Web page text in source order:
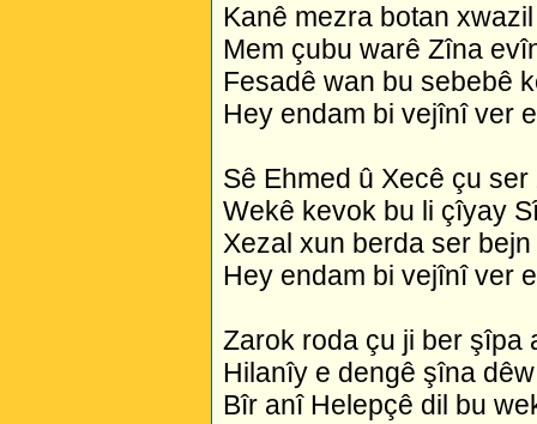
Kanê mezra botan
Mem çubu warê Zîna
Fesadê wan bu sebebê
Hey endam bi vejînî ver
Sê Ehmed û Xecê çu
Wekê kevok bu li çîyay
Xezal xun berda ser
Hey endam bi vejînî ver
Zarok roda çu ji ber şîpa
Hilanîy e dengê şîna
Bîr anî Helepçê dil bu